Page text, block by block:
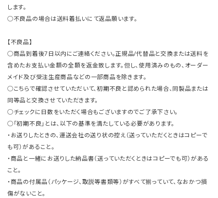
します。
○不良品の場合は送料着払いにて返品願います。
【不良品】
○商品到着後7日以内にご連絡ください。正規品/代替品と交換または送料を
含めたお支払い金額の全額を返金致します。但し、使用済みのもの、オーダー
メイド及び受注生産商品などの一部商品を除きます。
○こちらで確認させていただいて、初期不良と認められた場合、同製品または
同等品と交換させていただきます。
○チェックに日数をいただく場合もございますのでご了承下さい。
○「初期不良」とは、以下の基準を満たしている必要があります。
・お送りしたときの、運送会社の送り状の控え（送っていただくときはコピーで
も可）があること。
・商品と一緒にお送りした納品書（送っていただくときはコピーでも可）がある
こと。
・商品の付属品（パッケージ、取説等書類等）がすべて揃っていて、なおかつ損
傷がないこと。